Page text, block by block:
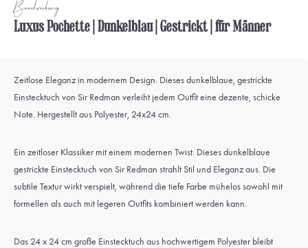
Beschreibung
Luxus Pochette | Dunkelblau | Gestrickt | für Männer
Zeitlose Eleganz in modernem Design. Dieses dunkelblaue, gestrickte
Einstecktuch von Sir Redman verleiht jedem Outfit eine dezente, schicke
Note. Hergestellt aus Polyester, 24x24 cm.
Ein zeitloser Klassiker mit einem modernen Twist. Dieses dunkelblaue
gestrickte Einstecktuch von Sir Redman strahlt Stil und Eleganz aus. Die
subtile Textur wirkt verspielt, während die tiefe Farbe mühelos sowohl mit
formellen als auch mit legeren Outfits kombiniert werden kann.
Das 24 x 24 cm große Einstecktuch aus hochwertigem Polyester bleibt